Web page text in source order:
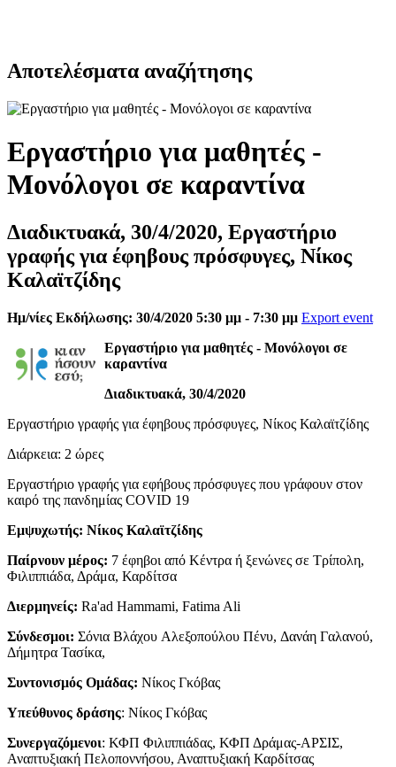
Αποτελέσματα αναζήτησης
Εργαστήριο για μαθητές -
Μονόλογοι σε καραντίνα
Διαδικτυακά, 30/4/2020, Εργαστήριο
γραφής για έφηβους πρόσφυγες, Νίκος
Καλαϊτζίδης
Ημ/νίες Εκδήλωσης: 30/4/2020 5:30 μμ - 7:30 μμ Export event
Eργαστήριο για μαθητές - Μονόλογοι σε
καραντίνα
Διαδικτυακά, 30/4/2020
Εργαστήριο γραφής για έφηβους πρόσφυγες, Νίκος Καλαϊτζίδης
Διάρκεια: 2 ώρες
Εργαστήριο γραφής για εφήβους πρόσφυγες που γράφουν στον
καιρό της πανδημίας COVID 19
Εμψυχωτής: Νίκος Καλαϊτζίδης
Παίρνουν μέρος: 7 έφηβοι από Κέντρα ή ξενώνες σε Τρίπολη,
Φιλιππιάδα, Δράμα, Καρδίτσα
Διερμηνείς: Ra'ad Hammami, Fatima Ali
Σύνδεσμοι: Σόνια Βλάχου Αλεξοπούλου Πένυ, Δανάη Γαλανού,
Δήμητρα Τασίκα,
Συντονισμός Ομάδας: Νίκος Γκόβας
Υπεύθυνος δράσης: Νίκος Γκόβας
Συνεργαζόμενοι: ΚΦΠ Φιλιππιάδας, ΚΦΠ Δράμας-ΑΡΣΙΣ,
Αναπτυξιακή Πελοποννήσου, Αναπτυξιακή Καρδίτσας